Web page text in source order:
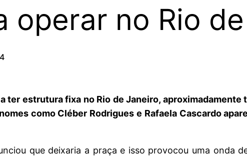
operar no Rio
ter estrutura fixa no Rio de Janeiro,
como Cléber Rodrigues e Rafaela Cascardo
que deixaria a praça e isso provocou uma onda